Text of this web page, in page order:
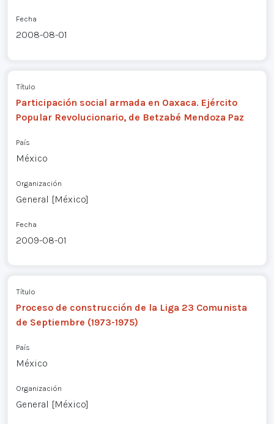
Fecha
2008-08-01
Título
Participación social armada en Oaxaca. Ejército
Popular Revolucionario, de Betzabé Mendoza Paz
País
México
Organización
General [México]
Fecha
2009-08-01
Título
Proceso de construcción de la Liga 23 Comunista
de Septiembre (1973-1975)
País
México
Organización
General [México]